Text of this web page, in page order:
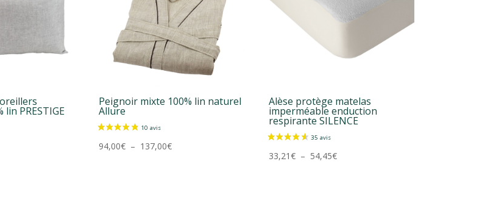
lin PRESTIGE
Peignoir mixte 100% lin naturel
Allure
94,00€ – 137,00€Plage
Alèse protège matelas
imperméable enduction
respirante SILENCE
33,21€ – 54,45€Plage